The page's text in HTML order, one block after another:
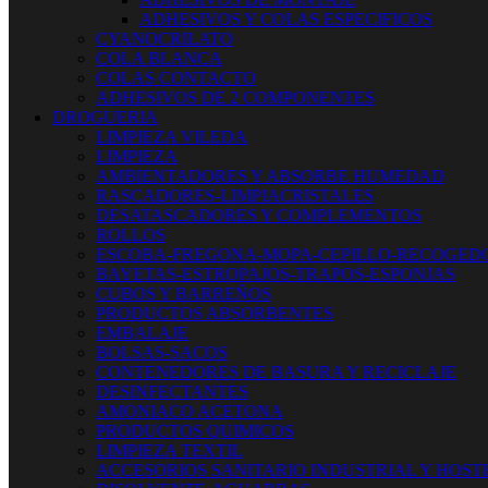
ADHESIVOS Y COLAS ESPECIFICOS
CYANOCRILATO
COLA BLANCA
COLAS CONTACTO
ADHESIVOS DE 2 COMPONENTES
DROGUERIA
LIMPIEZA VILEDA
LIMPIEZA
AMBIENTADORES Y ABSORBE HUMEDAD
RASCADORES-LIMPIACRISTALES
DESATASCADORES Y COMPLEMENTOS
ROLLOS
ESCOBA-FREGONA-MOPA-CEPILLO-
BAYETAS-ESTROPAJOS-TRAPOS-ESPONJAS
CUBOS Y BARREÑOS
PRODUCTOS ABSORBENTES
EMBALAJE
BOLSAS-SACOS
CONTENEDORES DE BASURA Y RECICLAJE
DESINFECTANTES
AMONIACO ACETONA
PRODUCTOS QUIMICOS
LIMPIEZA TEXTIL
ACCESORIOS SANITARIO INDUSTRIAL Y